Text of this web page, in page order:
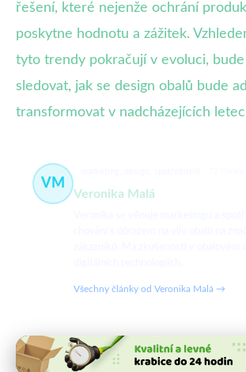
řešení, které nejenže ochrání
poskytne hodnotu a zážitek.
tyto trendy pokračují v evoluci, bude
sledovat, jak se design obalů bude
transformovat v nadcházejících
VM
Veronika Malá
Všechny články od Veronika Malá →